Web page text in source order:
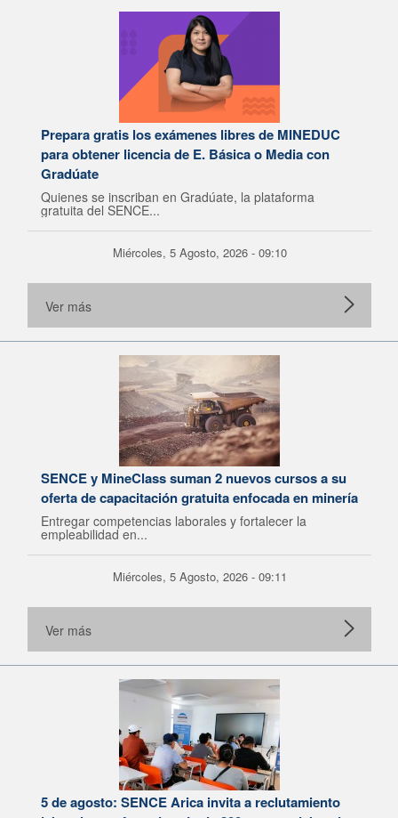
Prepara gratis los exámenes libres de MINEDUC
para obtener licencia de E. Básica o Media con
Gradúate
Quienes se inscriban en Gradúate, la plataforma
gratuita del SENCE...
Miércoles, 5 Agosto, 2026 - 09:10
Ver más
SENCE y MineClass suman 2 nuevos cursos a su
oferta de capacitación gratuita enfocada en minería
Entregar competencias laborales y fortalecer la
empleabilidad en...
Miércoles, 5 Agosto, 2026 - 09:11
Ver más
5 de agosto: SENCE Arica invita a reclutamiento